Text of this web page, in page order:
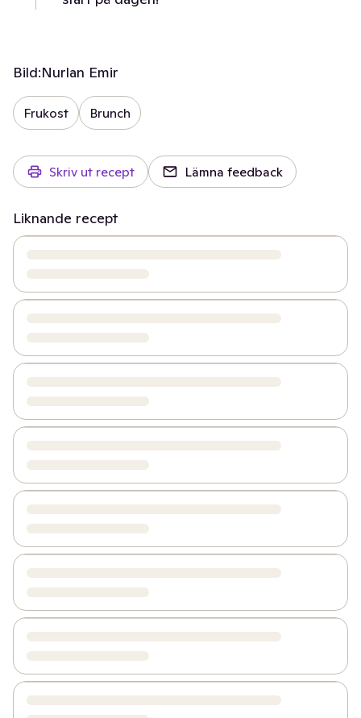
Bild:Nurlan Emir
Frukost Brunch
Skriv ut recept Lämna feedback
Liknande recept